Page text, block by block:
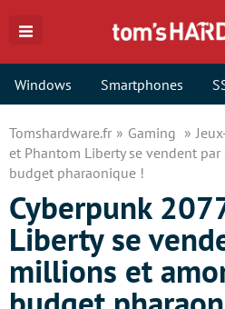
Windows Smartphones
Tomshardware.fr Gaming
et Phantom Liberty se vendent
budget pharaonique !
Cyberpunk
Liberty se
millions et